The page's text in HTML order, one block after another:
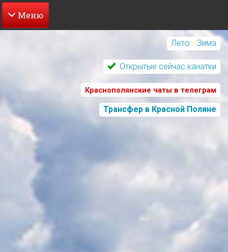
Перейти
Лето / Зима
Открытые сейчас канатки
Краснополянские чаты в телеграм
Трансфер в Красной Поляне